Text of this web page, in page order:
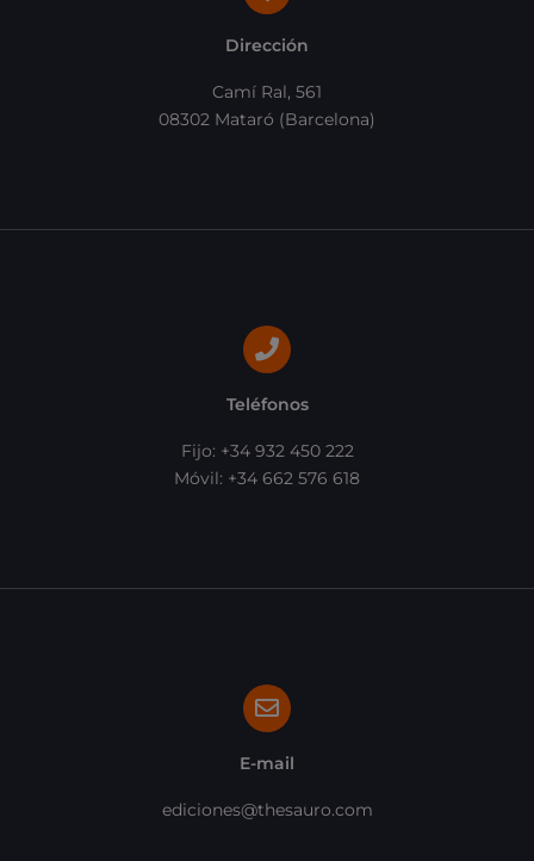
Dirección
Camí Ral, 561
08302 Mataró (Barcelona)
Teléfonos
Fijo: +34 932 450 222
Móvil: +34 662 576 618
E-mail
ediciones@thesauro.com